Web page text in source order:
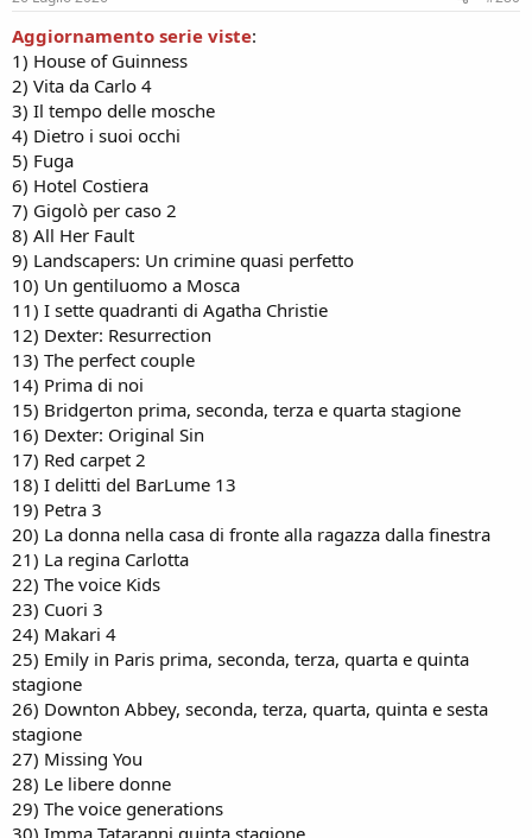
Aggiornamento serie viste:
1) House of Guinness
2) Vita da Carlo 4
3) Il tempo delle mosche
4) Dietro i suoi occhi
5) Fuga
6) Hotel Costiera
7) Gigolò per caso 2
8) All Her Fault
9) Landscapers: Un crimine quasi perfetto
10) Un gentiluomo a Mosca
11) I sette quadranti di Agatha Christie
12) Dexter: Resurrection
13) The perfect couple
14) Prima di noi
15) Bridgerton prima, seconda, terza e quarta stagione
16) Dexter: Original Sin
17) Red carpet 2
18) I delitti del BarLume 13
19) Petra 3
20) La donna nella casa di fronte alla ragazza dalla finestra
21) La regina Carlotta
22) The voice Kids
23) Cuori 3
24) Makari 4
25) Emily in Paris prima, seconda, terza, quarta e quinta
stagione
26) Downton Abbey, seconda, terza, quarta, quinta e sesta
stagione
27) Missing You
28) Le libere donne
29) The voice generations
30) Imma Tataranni quinta stagione